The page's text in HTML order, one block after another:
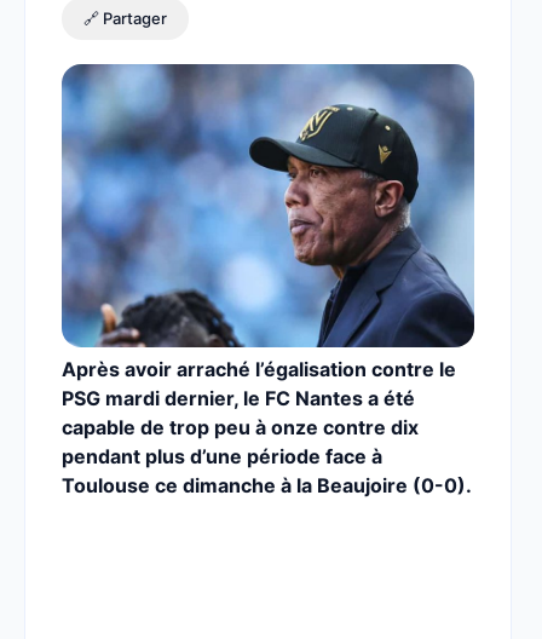
🔗 Partager
Après avoir arraché l’égalisation contre le
PSG mardi dernier, le FC Nantes a été
capable de trop peu à onze contre dix
pendant plus d’une période face à
Toulouse ce dimanche à la Beaujoire (0-0).